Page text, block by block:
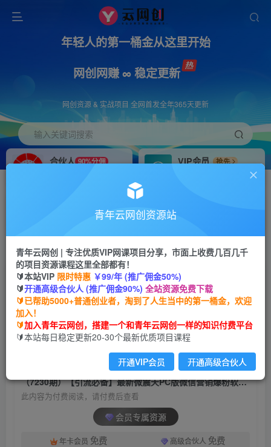
年轻人的第一桶金从这里开始
网创网赚 ∞ 稳定更新
网创资源 & 实战项目 全网首发全年365天更新
输入关键词搜索
合伙人 90%分佣
VIP会员
抢先
搭建同款网站，自己当老板
首页 创业课程 会员专属 正文
（7230期）【引流必备】最新微震天PC版微信营
销爆粉软件，功能齐全支持无限多开不封号
青年云网创
2年前发布
关注 私信
（7230期）【引流必备】最新微震天PC版微信营销爆粉软件，功能齐全支持无限多开不封号
此内容为付费阅读，请付费后查看
会员专属资源
年卡会员 免费 高级合伙人 免费
青年云网创资源站
青年云网创 | 专注优质VIP网课项目分享，市面上收费几百几千
的项目资源课程这里全部都有！
🔰本站VIP 限时特惠 ￥99/年 (推广佣金50%)
🔰开通高级合伙人 (推广佣金90%) 全站资源免费下载
🔰已帮助5000+普通创业者，淘到了人生当中的第一桶金，欢迎
加入！
🔰加入青年云网创，搭建一个和青年云网创一样的知识付费平台
🔰本站每日稳定更新20-30个最新优质项目课程
开通VIP会员 开通高级合伙人